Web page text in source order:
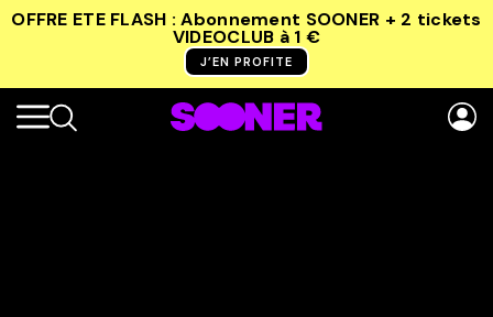
OFFRE ETE FLASH : Abonnement SOONER + 2 tickets
VIDEOCLUB à 1 €
J’EN PROFITE